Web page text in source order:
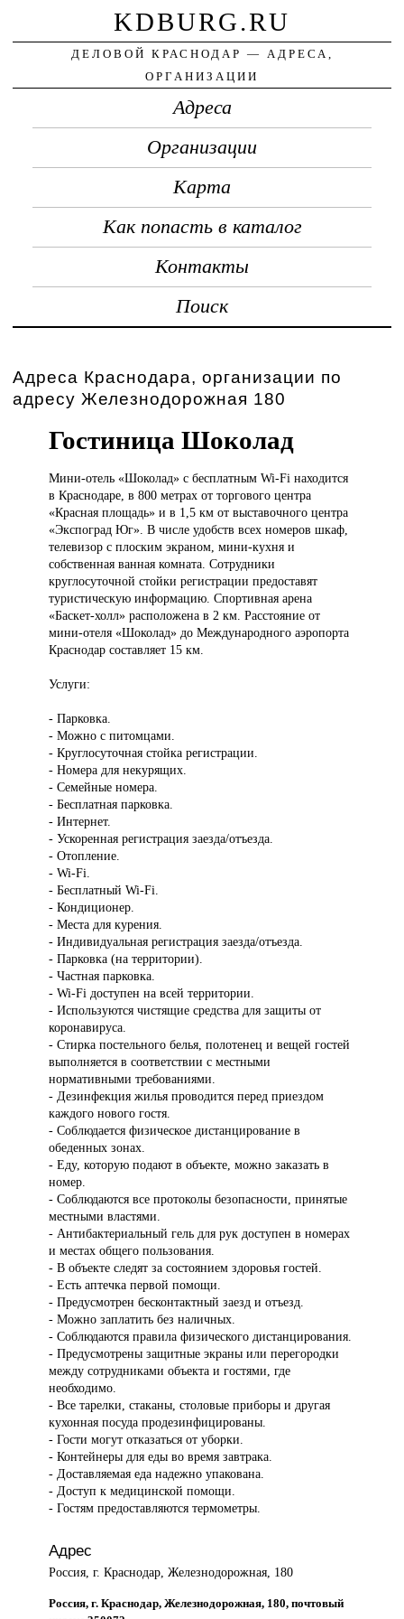
KDBURG.RU
ДЕЛОВОЙ КРАСНОДАР — АДРЕСА,
ОРГАНИЗАЦИИ
Адреса
Организации
Карта
Как попасть в каталог
Контакты
Поиск
Адреса Краснодара, организации по
адресу Железнодорожная 180
Гостиница Шоколад
Мини-отель «Шоколад»с бесплатным Wi-Fi находится
в Краснодаре, в 800 метрах от торгового центра
«Красная площадь» и в 1,5 км от выставочного центра
«Экспоград Юг». В числе удобств всех номеров шкаф,
телевизор с плоским экраном, мини-кухня и
собственная ванная комната. Сотрудники
круглосуточной стойки регистрации предоставят
туристическую информацию. Спортивная арена
«Баскет-холл» расположена в 2 км. Расстояние от
мини-отеля «Шоколад» до Международного аэропорта
Краснодар составляет 15 км.
Услуги:
- Парковка.
- Можно с питомцами.
- Круглосуточная стойка регистрации.
- Номера для некурящих.
- Семейные номера.
- Бесплатная парковка.
- Интернет.
- Ускоренная регистрация заезда/отъезда.
- Отопление.
- Wi-Fi.
- Бесплатный Wi-Fi.
- Кондиционер.
- Места для курения.
- Индивидуальная регистрация заезда/отъезда.
- Парковка (на территории).
- Частная парковка.
- Wi-Fi доступен на всей территории.
- Используются чистящие средства для защиты от
коронавируса.
- Стирка постельного белья, полотенец и вещей гостей
выполняется в соответствии с местными
нормативными требованиями.
- Дезинфекция жилья проводится перед приездом
каждого нового гостя.
- Соблюдается физическое дистанцирование в
обеденных зонах.
- Еду, которую подают в объекте, можно заказать в
номер.
- Соблюдаются все протоколы безопасности, принятые
местными властями.
- Антибактериальный гель для рук доступен в номерах
и местах общего пользования.
- В объекте следят за состоянием здоровья гостей.
- Есть аптечка первой помощи.
- Предусмотрен бесконтактный заезд и отъезд.
- Можно заплатить без наличных.
- Соблюдаются правила физического дистанцирования.
- Предусмотрены защитные экраны или перегородки
между сотрудниками объекта и гостями, где
необходимо.
- Все тарелки, стаканы, столовые приборы и другая
кухонная посуда продезинфицированы.
- Гости могут отказаться от уборки.
- Контейнеры для еды во время завтрака.
- Доставляемая еда надежно упакована.
- Доступ к медицинской помощи.
- Гостям предоставляются термометры.
Адрес
Россия, г. Краснодар, Железнодорожная, 180
Россия, г. Краснодар, Железнодорожная, 180, почтовый